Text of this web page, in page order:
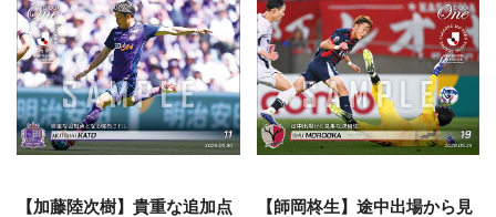
【加藤陸次樹】貴重な追加点
【師岡柊生】途中出場から見